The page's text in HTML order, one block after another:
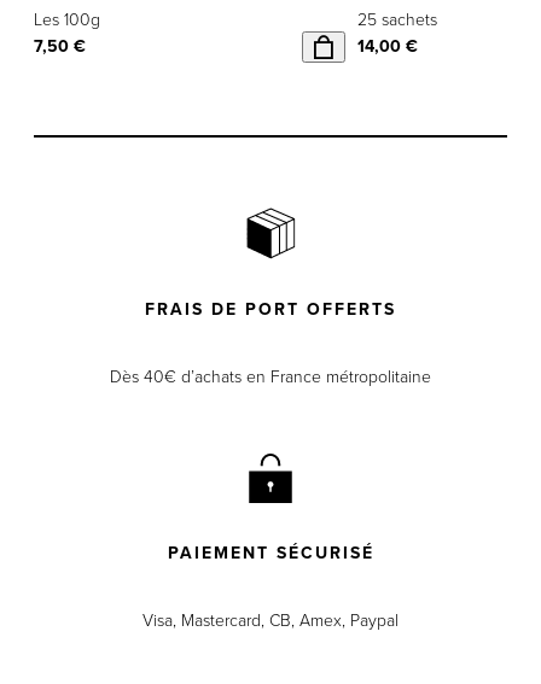
7,50 €
Les 100g
14,00 €
25 sachets
FRAIS DE PORT OFFERTS
Dès 40€ d’achats en France métropolitaine
PAIEMENT SÉCURISÉ
Visa, Mastercard, CB, Amex, Paypal